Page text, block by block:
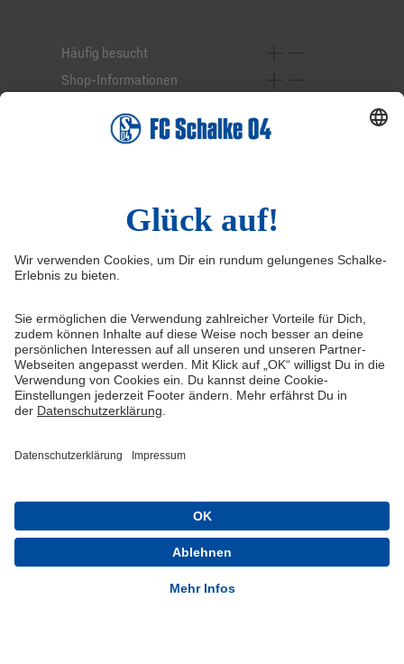
Häufig besucht
Shop-Informationen
Service-Hotline
Widerruf Vertrag widerrufen
AGB
Cookie-Einstellungen
Datenschutzerklärung Impressum